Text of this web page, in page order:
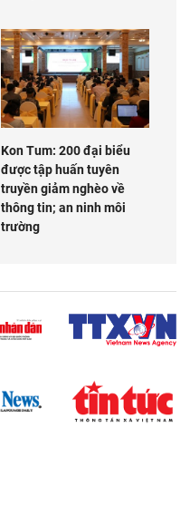
Kon Tum: 200 đại biểu
được tập huấn tuyên
truyền giảm nghèo về
thông tin; an ninh môi
trường